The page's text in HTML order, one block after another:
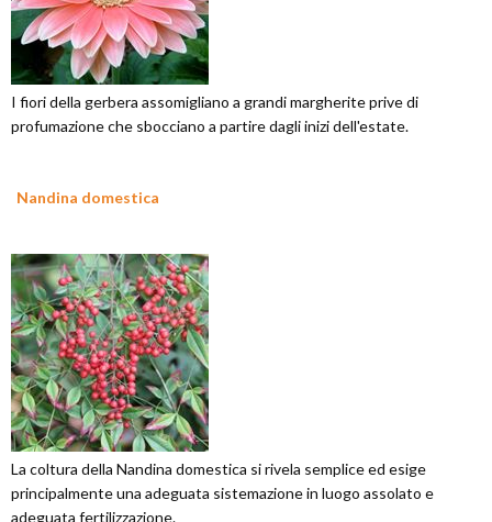
I fiori della gerbera assomigliano a grandi margherite prive di
profumazione che sbocciano a partire dagli inizi dell'estate.
Nandina domestica
La coltura della Nandina domestica si rivela semplice ed esige
principalmente una adeguata sistemazione in luogo assolato e
adeguata fertilizzazione.